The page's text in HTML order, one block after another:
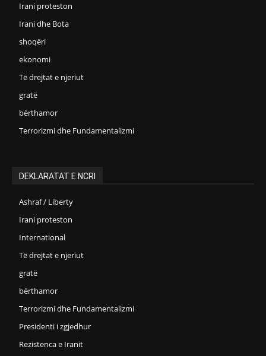
Irani proteston
Irani dhe Bota
shoqëri
ekonomi
Të drejtat e njeriut
gratë
bërthamor
Terrorizmi dhe Fundamentalizmi
DEKLARATAT E NCRI
Ashraf / Liberty
Irani proteston
International
Të drejtat e njeriut
gratë
bërthamor
Terrorizmi dhe Fundamentalizmi
Presidenti i zgjedhur
Rezistenca e Iranit